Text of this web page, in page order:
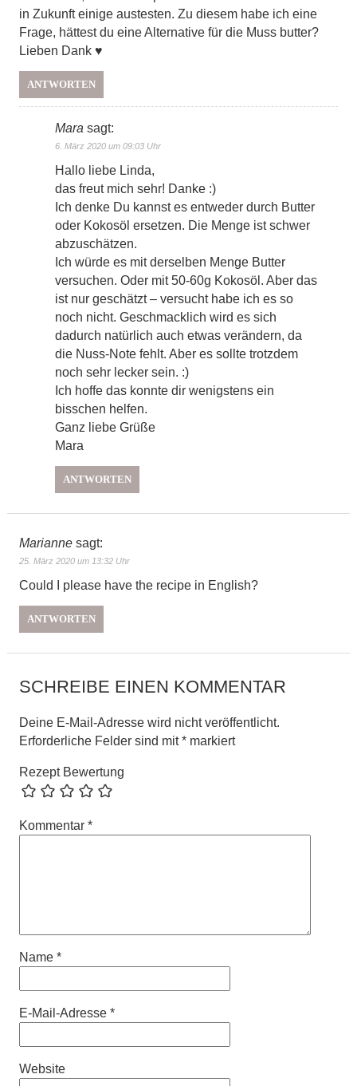
in Zukunft einige austesten. Zu diesem habe ich eine
Frage, hättest du eine Alternative für die Muss butter?
Lieben Dank ♥
ANTWORTEN
Mara sagt:
6. März 2020 um 09:03 Uhr
Hallo liebe Linda,
das freut mich sehr! Danke :)
Ich denke Du kannst es entweder durch Butter
oder Kokosöl ersetzen. Die Menge ist schwer
abzuschätzen.
Ich würde es mit derselben Menge Butter
versuchen. Oder mit 50-60g Kokosöl. Aber das
ist nur geschätzt – versucht habe ich es so
noch nicht. Geschmacklich wird es sich
dadurch natürlich auch etwas verändern, da
die Nuss-Note fehlt. Aber es sollte trotzdem
noch sehr lecker sein. :)
Ich hoffe das konnte dir wenigstens ein
bisschen helfen.
Ganz liebe Grüße
Mara
ANTWORTEN
Marianne sagt:
25. März 2020 um 13:32 Uhr
Could I please have the recipe in English?
ANTWORTEN
SCHREIBE EINEN KOMMENTAR
Deine E-Mail-Adresse wird nicht veröffentlicht.
Erforderliche Felder sind mit*markiert
Rezept Bewertung
Kommentar *
Name *
E-Mail-Adresse *
Website